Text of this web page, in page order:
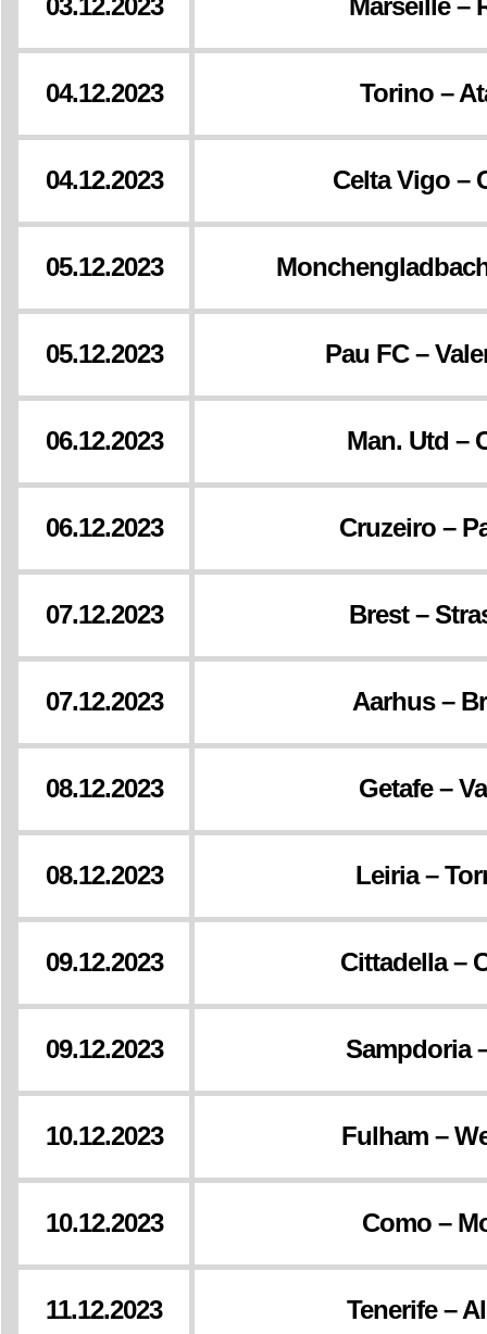
03.12.2023 Marseille –
04.12.2023 Torino –
04.12.2023 Celta Vigo –
05.12.2023
05.12.2023 Pau FC –
06.12.2023 Man. Utd –
06.12.2023 Cruzeiro –
07.12.2023 Brest –
07.12.2023 Aarhus –
08.12.2023 Getafe –
08.12.2023 Leiria –
09.12.2023 Cittadella –
09.12.2023 Sampdoria
10.12.2023 Fulham –
10.12.2023 Como –
11.12.2023 Tenerife –